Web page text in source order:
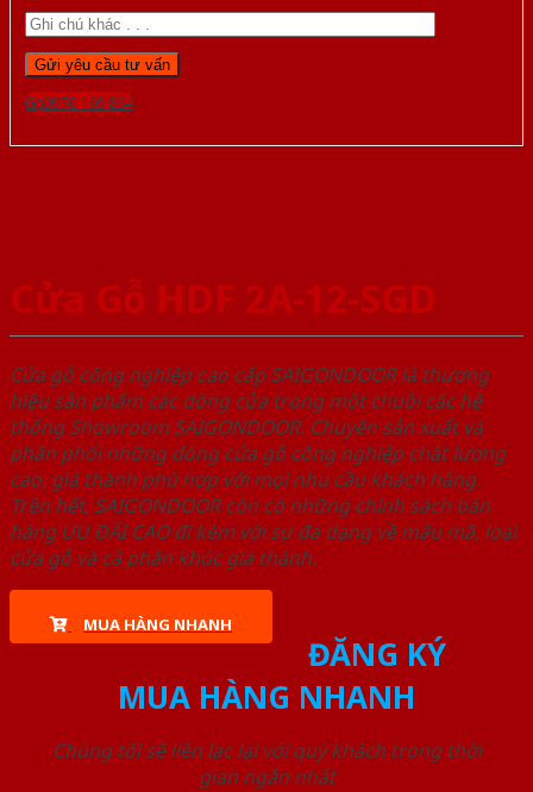
Gọi 0976.169.864
Cửa Gỗ HDF 2A-12-SGD
Cửa gỗ công nghiệp cao cấp SAIGONDOOR là thương
hiệu sản phẩm các dòng cửa trong một chuỗi các hệ
thống Showroom SAIGONDOOR. Chuyên sản xuất và
phân phối những dòng cửa gỗ công nghiệp chất lượng
cao, giá thành phù hợp với mọi nhu cầu khách hàng.
Trên hết, SAIGONDOOR còn có những chính sách bán
hàng ƯU ĐÃI CAO đi kèm với sự đa dạng về mẫu mã, loại
cửa gỗ và cả phân khúc giá thành.
MUA HÀNG NHANH
ĐĂNG KÝ
MUA HÀNG NHANH
Chúng tôi sẽ liên lạc lại với quý khách trong thời
gian ngắn nhất